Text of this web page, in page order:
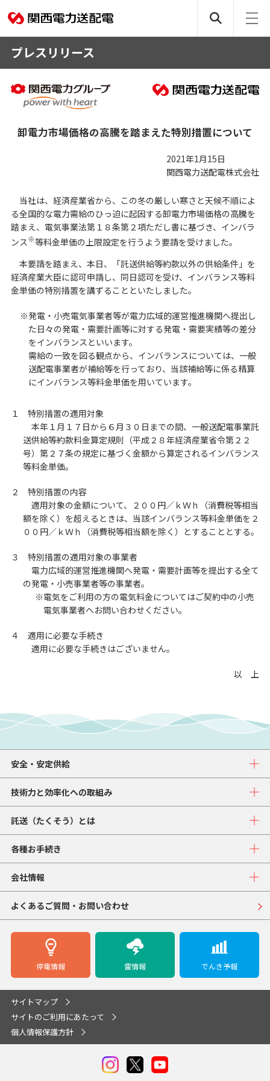
プレスリリース
卸電力市場価格の高騰を踏まえた特別措置について
2021年1月15日
関西電力送配電株式会社
当社は、経済産業省から、この冬の厳しい寒さと天候不順によ
る全国的な電力需給のひっ迫に起因する卸電力市場価格の高騰を
踏まえ、電気事業法第１８条第２項ただし書に基づき、インバラ
ンス※等料金単価の上限設定を行うよう要請を受けました。
本要請を踏まえ、本日、「託送供給等約款以外の供給条件」を
経済産業大臣に認可申請し、同日認可を受け、インバランス等料
金単価の特別措置を講ずることといたしました。
※発電・小売電気事業者等が電力広域的運営推進機関へ提出し
た日々の発電・需要計画等に対する発電・需要実績等の差分
をインバランスといいます。
需給の一致を図る観点から、インバランスについては、一般
送配電事業者が補給等を行っており、当該補給等に係る精算
にインバランス等料金単価を用いています。
１ 特別措置の適用対象
本年１月１７日から６月３０日までの間、一般送配電事業託
送供給等約款料金算定規則（平成２８年経済産業省令第２２
号）第２７条の規定に基づく金額から算定されるインバランス
等料金単価。
２ 特別措置の内容
適用対象の金額について、２００円／ｋＷｈ（消費税等相当
額を除く）を超えるときは、当該インバランス等料金単価を２
００円／ｋＷｈ（消費税等相当額を除く）とすることとする。
３ 特別措置の適用対象の事業者
電力広域的運営推進機関へ発電・需要計画等を提出する全て
の発電・小売事業者等の事業者。
※電気をご利用の方の電気料金についてはご契約中の小売
電気事業者へお問い合わせください。
４ 適用に必要な手続き
適用に必要な手続きはございません。
以 上
安全・安定供給
技術力と効率化への取組み
託送（たくそう）とは
各種お手続き
会社情報
よくあるご質問・お問い合わせ
停電情報 雷情報 でんき予報
サイトマップ
サイトのご利用にあたって
個人情報保護方針